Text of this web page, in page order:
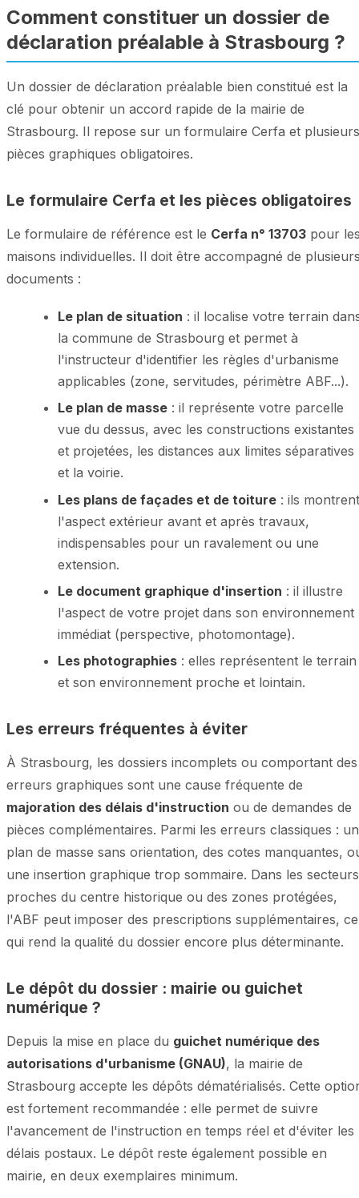
Comment constituer un dossier de
déclaration préalable à Strasbourg ?
Un dossier de déclaration préalable bien constitué est la
clé pour obtenir un accord rapide de la mairie de
Strasbourg. Il repose sur un formulaire Cerfa et plusieurs
pièces graphiques obligatoires.
Le formulaire Cerfa et les pièces obligatoires
Le formulaire de référence est le Cerfa n° 13703 pour
maisons individuelles. Il doit être accompagné de
documents :
Le plan de situation : il localise votre terrain
la commune de Strasbourg et permet à
l'instructeur d'identifier les règles d'urbanisme
applicables (zone, servitudes, périmètre ABF...).
Le plan de masse : il représente votre parcelle
vue du dessus, avec les constructions existantes
et projetées, les distances aux limites séparatives
et la voirie.
Les plans de façades et de toiture : ils montrent
l'aspect extérieur avant et après travaux,
indispensables pour un ravalement ou une
extension.
Le document graphique d'insertion : il illustre
l'aspect de votre projet dans son environnement
immédiat (perspective, photomontage).
Les photographies : elles représentent le terrain
et son environnement proche et lointain.
Les erreurs fréquentes à éviter
À Strasbourg, les dossiers incomplets ou comportant des
erreurs graphiques sont une cause fréquente de
majoration des délais d'instruction ou de demandes de
pièces complémentaires. Parmi les erreurs classiques : un
plan de masse sans orientation, des cotes manquantes,
une insertion graphique trop sommaire. Dans les secteurs
proches du centre historique ou des zones protégées,
l'ABF peut imposer des prescriptions supplémentaires, ce
qui rend la qualité du dossier encore plus déterminante.
Le dépôt du dossier : mairie ou guichet
numérique ?
Depuis la mise en place du guichet numérique des
autorisations d'urbanisme (GNAU), la mairie de
Strasbourg accepte les dépôts dématérialisés. Cette
est fortement recommandée : elle permet de suivre
l'avancement de l'instruction en temps réel et d'éviter les
délais postaux. Le dépôt reste également possible en
mairie, en deux exemplaires minimum.